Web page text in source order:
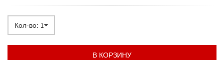
Кол-во: 1
В КОРЗИНУ